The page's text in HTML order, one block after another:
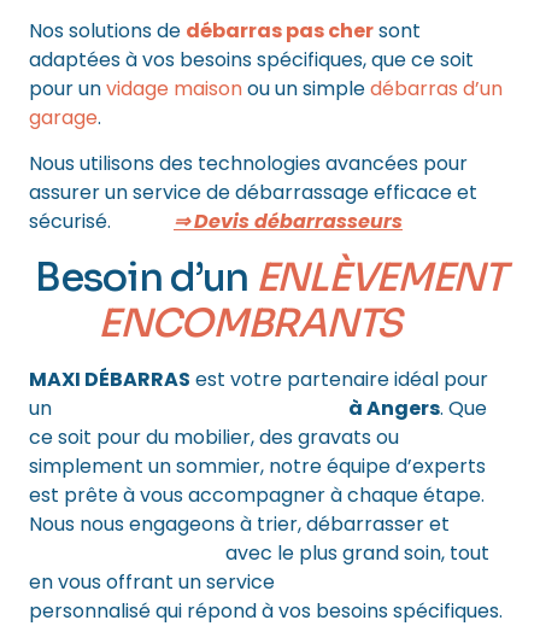
Nos solutions de débarras pas chersont
adaptées à vos besoins spécifiques, que ce soit
pour unvidage maisonou un simpledébarras d’un
garage.
Nous utilisons des technologies avancées pour
assurer un service de débarrassage efficace et
sécurisé. ⇒ Devis débarrasseurs
Besoin d’un ENLÈVEMENT
ENCOMBRANTS
MAXI DÉBARRAS est votre partenaire idéal pour
un
à Angers. Que
ce soit pour du mobilier, des gravats ou
simplement un sommier, notre équipe d’experts
est prête à vous accompagner à chaque étape.
Nous nous engageons à trier, débarrasser et
avec le plus grand soin, tout
en vous offrant un service
personnalisé qui répond à vos besoins spécifiques.